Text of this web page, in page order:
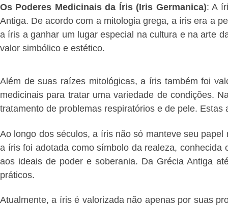
Os Poderes Medicinais da Íris (Iris Germanica): A
Antiga. De acordo com a mitologia grega, a íris era a
a íris a ganhar um lugar especial na cultura e na arte
valor simbólico e estético.
Além de suas raízes mitológicas, a íris também foi
medicinais para tratar uma variedade de condições.
tratamento de problemas respiratórios e de pele.
Ao longo dos séculos, a íris não só manteve seu
a íris foi adotada como símbolo da realeza, conhecida
aos ideais de poder e soberania. Da Grécia Antiga
práticos.
Atualmente, a íris é valorizada não apenas por suas